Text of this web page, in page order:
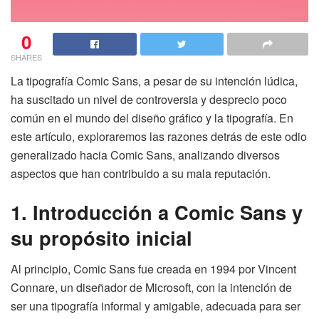
0
SHARES
La tipografía Comic Sans, a pesar de su intención lúdica,
ha suscitado un nivel de controversia y desprecio poco
común en el mundo del diseño gráfico y la tipografía. En
este artículo, exploraremos las razones detrás de este odio
generalizado hacia Comic Sans, analizando diversos
aspectos que han contribuido a su mala reputación.
1. Introducción a Comic Sans y
su propósito inicial
Al principio, Comic Sans fue creada en 1994 por Vincent
Connare, un diseñador de Microsoft, con la intención de
ser una tipografía informal y amigable, adecuada para ser